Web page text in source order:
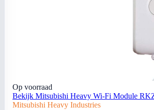
Op voorraad
Bekijk Mitsubishi Heavy Wi-Fi Module
Mitsubishi Heavy Industries